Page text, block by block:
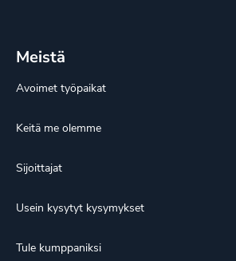
Meistä
Avoimet työpaikat
Keitä me olemme
Sijoittajat
Usein kysytyt kysymykset
Tule kumppaniksi